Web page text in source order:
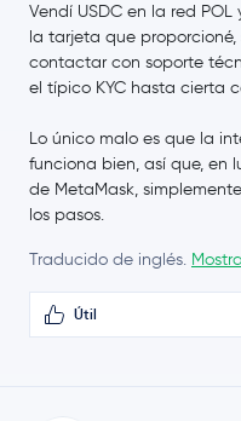
Decentraland
1INCH 1INCH
The Sandbox
Basic Attention
Vendí USDC en la red
la tarjeta que
contactar con soporte
el típico KYC hasta cierta
Lo único malo es que la
funciona bien, así que, en
de MetaMask,
los pasos.
Traducido de inglés.
Útil